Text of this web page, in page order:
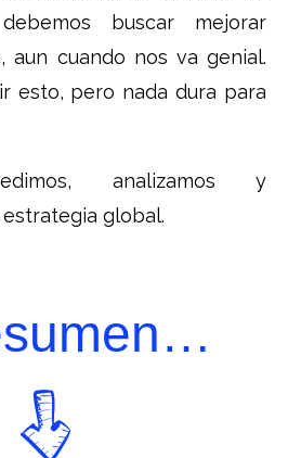
buscar mejorar
aun cuando nos va genial.
esto, pero nada dura para
analizamos y
global.